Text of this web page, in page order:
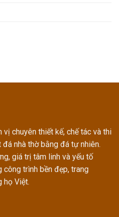
vị chuyên thiết kế, chế tác và thi
đá nhà thờbằng đá tự nhiên.
giá trị tâm linh và yếu tố
công trình bền đẹp, trang
họ Việt.